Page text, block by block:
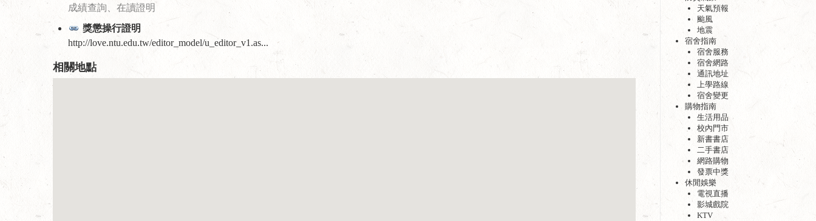
成績查詢、在讀證明
獎懲操行證明
http://love.ntu.edu.tw/editor_model/u_editor_v1.as...
相關地點
天氣預報
颱風
地震
宿舍指南
宿舍服務
宿舍網路
通訊地址
上學路線
宿舍變更
購物指南
生活用品
校內門市
新書書店
二手書店
網路購物
發票中獎
休閒娛樂
電視直播
影城戲院
KTV